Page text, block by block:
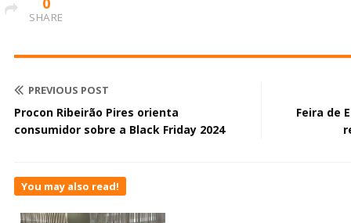
SHARE
PREVIOUS POST
Procon Ribeirão Pires orienta
consumidor sobre a Black Friday 2024
Feira de
You may also read!